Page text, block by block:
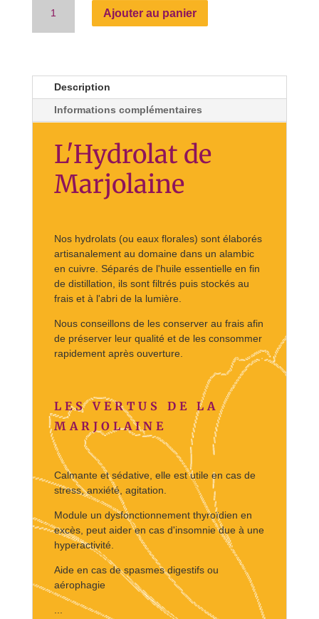
Ajouter au panier
Description
Informations complémentaires
L'Hydrolat de
Marjolaine
Nos hydrolats (ou eaux florales) sont élaborés
artisanalement au domaine dans un alambic
en cuivre. Séparés de l'huile essentielle en fin
de distillation, ils sont filtrés puis stockés au
frais et à l'abri de la lumière.
Nous conseillons de les conserver au frais afin
de préserver leur qualité et de les consommer
rapidement après ouverture.
LES VERTUS DE LA
MARJOLAINE
Calmante et sédative, elle est utile en cas de
stress, anxiété, agitation.
Module un dysfonctionnement thyroïdien en
excès, peut aider en cas d'insomnie due à une
hyperactivité.
Aide en cas de spasmes digestifs ou
aérophagie